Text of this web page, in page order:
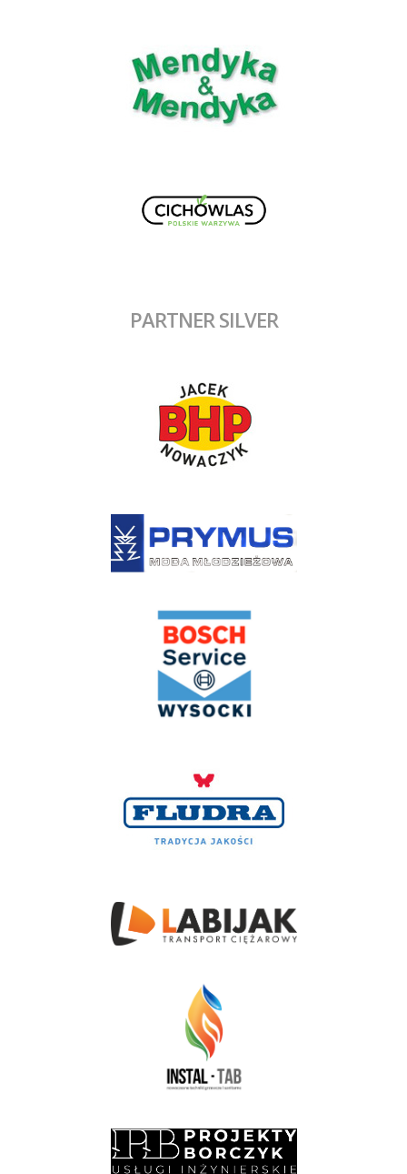
PARTNER SILVER